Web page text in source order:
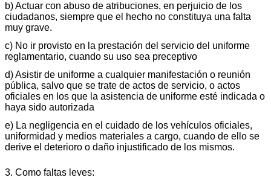
b) Actuar con abuso de atribuciones, en perjuicio de los
ciudadanos, siempre que el hecho no constituya una falta
muy grave.
c) No ir provisto en la prestación del servicio del uniforme
reglamentario, cuando su uso sea preceptivo
d) Asistir de uniforme a cualquier manifestación o reunión
pública, salvo que se trate de actos de servicio, o actos
oficiales en los que la asistencia de uniforme esté indicada o
haya sido autorizada
e) La negligencia en el cuidado de los vehículos oficiales,
uniformidad y medios materiales a cargo, cuando de ello se
derive el deterioro o daño injustificado de los mismos.
3. Como faltas leves: